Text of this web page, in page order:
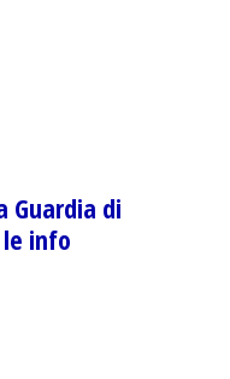
Guardia di
le info